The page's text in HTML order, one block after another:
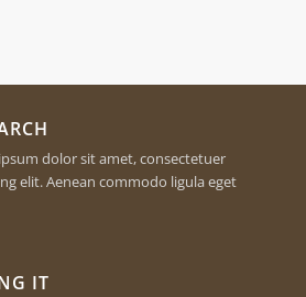
dolor sit amet, consectetuer
elit. Aenean commodo ligula eget
IT